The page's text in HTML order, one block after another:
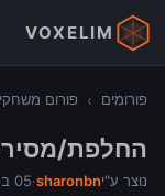
VOXELIM
פורומים › פורום
החלפת/
נוצר ע"יsharonbn
·05 בספטמבר 2018